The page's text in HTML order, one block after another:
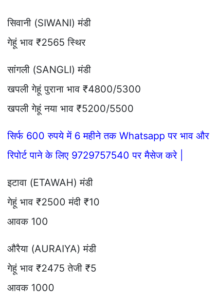
सिवानी (SIWANI) मंडी
गेहूं भाव ₹2565 स्थिर
सांगली (SANGLI) मंडी
खपली गेहूं पुराना भाव ₹4800/5300
खपली गेहूं नया भाव ₹5200/5500
सिर्फ 600 रुपये में 6 महीने तक Whatsapp पर भाव और
रिपोर्ट पाने के लिए 9729757540 पर मैसेज करे |
इटावा (ETAWAH) मंडी
गेहूं भाव ₹2500 मंदी ₹10
आवक 100
औरैया (AURAIYA) मंडी
गेहूं भाव ₹2475 तेजी ₹5
आवक 1000